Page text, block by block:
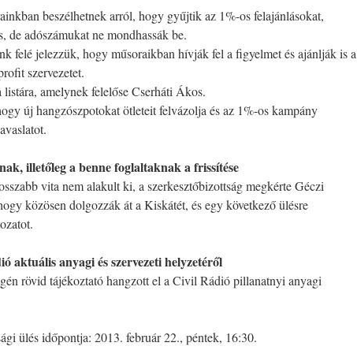
beszélhetnek arról, hogy gyűjtik az 1%-os felajánlásokat,
adószámukat ne mondhassák be.
felé jelezzük, hogy műsoraikban hívják fel a figyelmet és ajánlják is a
szervezetet.
amelynek felelőse Cserháti Ákos.
új hangzószpotokat ötleteit felvázolja és az 1%-os kampány
illetőleg a benne foglaltaknak a frissítése
vita nem alakult ki, a szerkesztőbizottság megkérte Géczi
közösen dolgozzák át a Kiskátét, és egy következő ülésre
aktuális anyagi és szervezeti helyzetéről
rövid tájékoztató hangzott el a Civil Rádió pillanatnyi anyagi
ülés időpontja: 2013. február 22., péntek, 16:30.